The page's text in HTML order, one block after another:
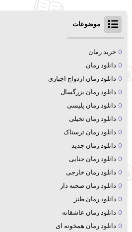
موضوعات
خرید رمان
دانلود رمان
دانلود رمان ازدواج اجباری
دانلود رمان بزرگسال
دانلود رمان پلیسی
دانلود رمان تخیلی
دانلود رمان ترسناک
دانلود رمان جدید
دانلود رمان جنایی
دانلود رمان خارجی
دانلود رمان صحنه دار
دانلود رمان طنز
دانلود رمان عاشقانه
دانلود رمان همخونه ای